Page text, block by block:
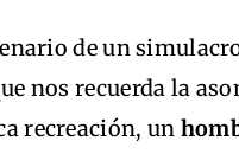
de un
nos recuerda la
recreación, un